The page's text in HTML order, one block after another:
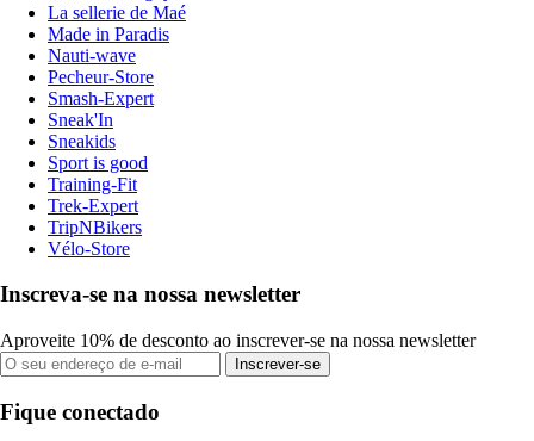
La sellerie de Maé
Made in Paradis
Nauti-wave
Pecheur-Store
Smash-Expert
Sneak'In
Sneakids
Sport is good
Training-Fit
Trek-Expert
TripNBikers
Vélo-Store
Inscreva-se na nossa newsletter
Aproveite 10% de desconto ao inscrever-se na nossa newsletter
Inscrever-se
Fique conectado